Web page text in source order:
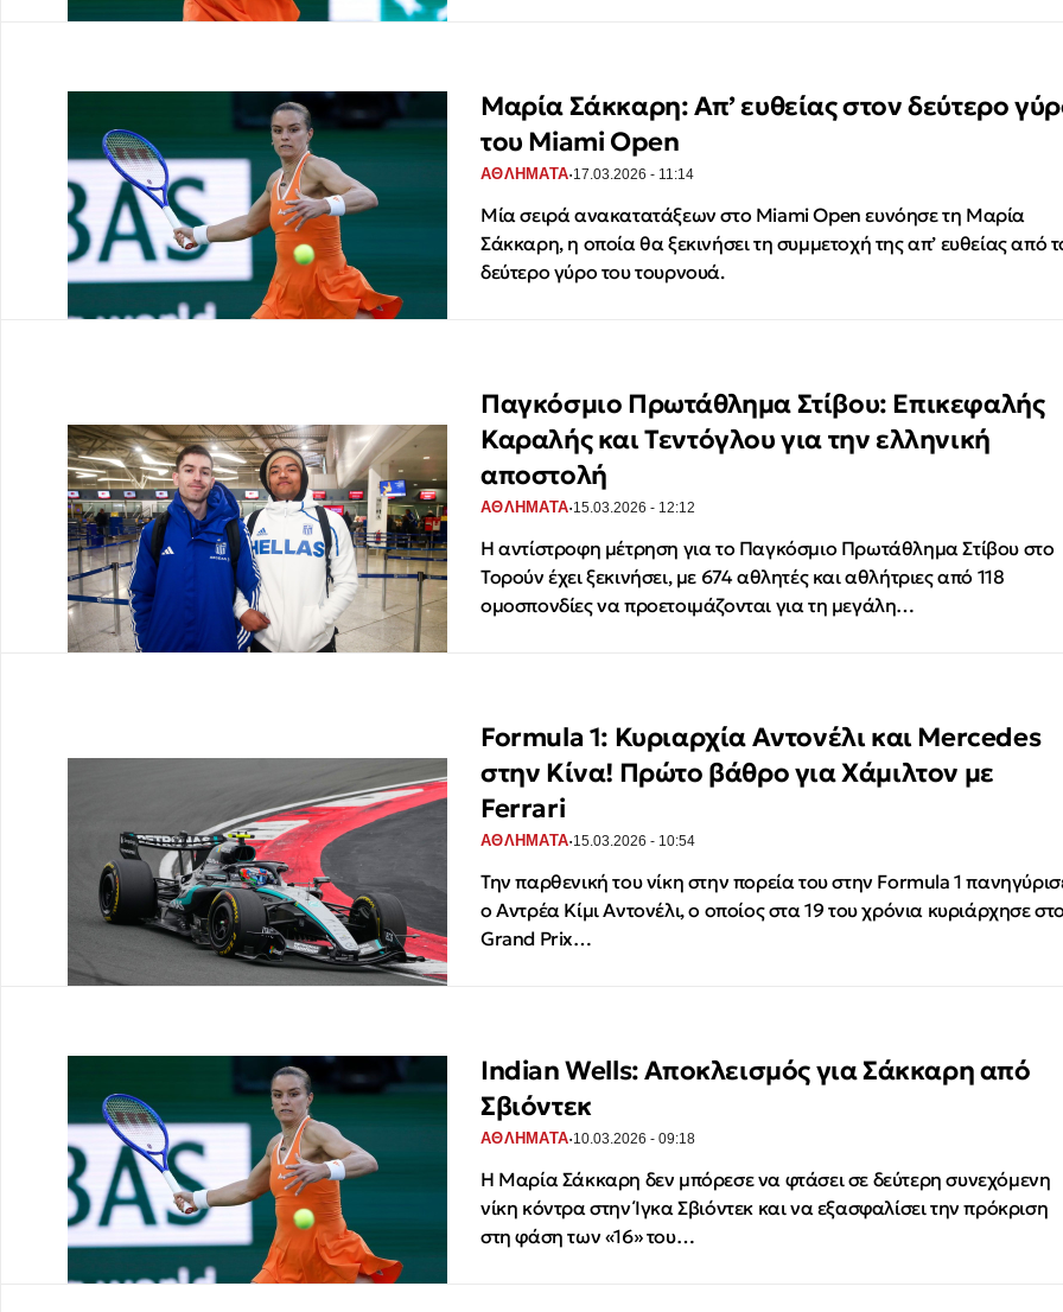
Μαρία Σάκκαρη: Απ’ ευθείας στον δεύτερο
του Miami Open
ΑΘΛΗΜΑΤΑ·17.03.2026 - 11:14
Μία σειρά ανακατατάξεων στο Miami Open ευνόησε τη Μαρία
Σάκκαρη, η οποία θα ξεκινήσει τη συμμετοχή της απ’ ευθείας από
δεύτερο γύρο του τουρνουά.
Παγκόσμιο Πρωτάθλημα Στίβου: Επικεφαλής
Καραλής και Τεντόγλου για την ελληνική
αποστολή
ΑΘΛΗΜΑΤΑ·15.03.2026 - 12:12
Η αντίστροφη μέτρηση για το Παγκόσμιο Πρωτάθλημα Στίβου στο
Τορούν έχει ξεκινήσει, με 674 αθλητές και αθλήτριες από 118
ομοσπονδίες να προετοιμάζονται για τη μεγάλη…
Formula 1: Κυριαρχία Αντονέλι και Mercedes
στην Κίνα! Πρώτο βάθρο για Χάμιλτον με
Ferrari
ΑΘΛΗΜΑΤΑ·15.03.2026 - 10:54
Την παρθενική του νίκη στην πορεία του στην Formula 1
ο Αντρέα Κίμι Αντονέλι, ο οποίος στα 19 του χρόνια κυριάρχησε
Grand Prix…
Indian Wells: Αποκλεισμός για Σάκκαρη από
Σβιόντεκ
ΑΘΛΗΜΑΤΑ·10.03.2026 - 09:18
Η Μαρία Σάκκαρη δεν μπόρεσε να φτάσει σε δεύτερη συνεχόμενη
νίκη κόντρα στην Ίγκα Σβιόντεκ και να εξασφαλίσει την πρόκριση
στη φάση των «16» του…